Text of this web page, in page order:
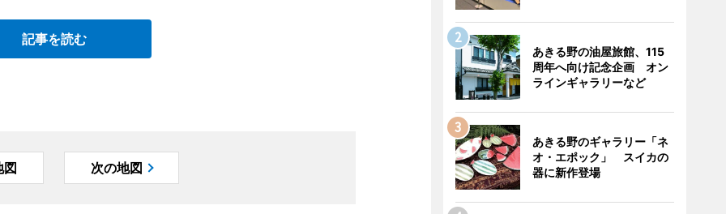
記事を読む
図 次の地図
あきる野の油屋旅館、115
周年へ向け記念企画 オン
ラインギャラリーなど
あきる野のギャラリー「ネ
オ・エポック」 スイカの
器に新作登場